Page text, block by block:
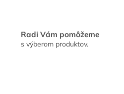
Radi Vám pomôžeme
s výberom produktov.